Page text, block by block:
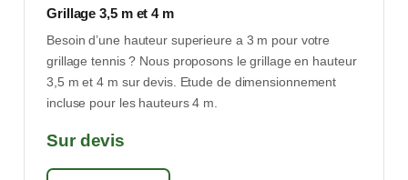
Grillage 3,5 m et 4 m
Besoin d’une hauteur superieure a 3 m pour votre
grillage tennis ? Nous proposons le grillage en hauteur
3,5 m et 4 m sur devis. Etude de dimensionnement
incluse pour les hauteurs 4 m.
Sur devis